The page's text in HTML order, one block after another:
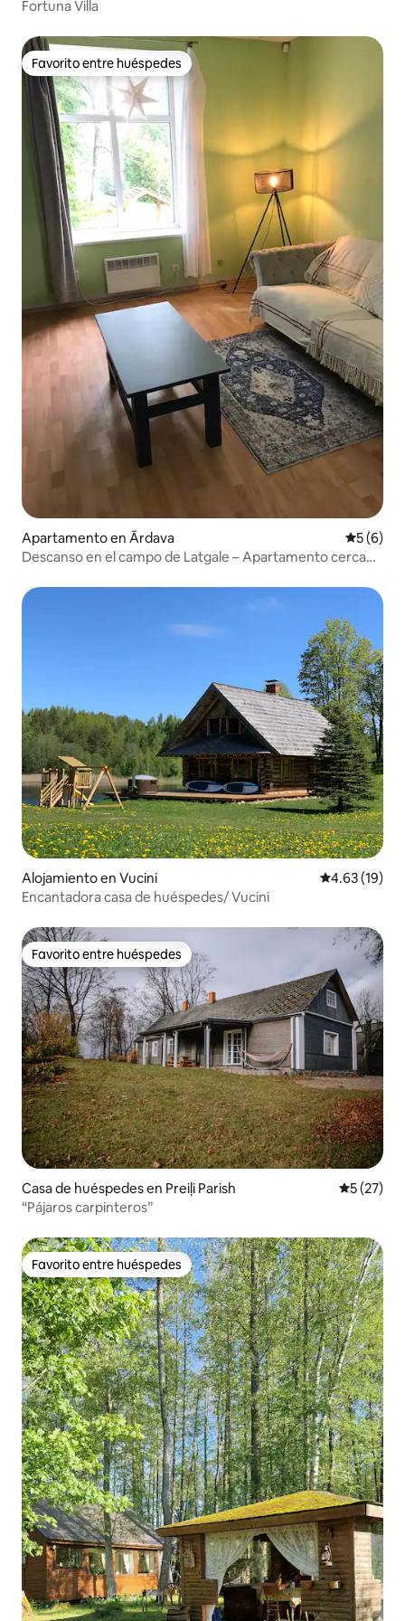
Fortuna Villa
Favorito entre huéspedes
Favorito entre huéspedes
Apartamento en Ārdava
5 (6)
Descanso en el campo de Latgale – Apartamento cerca
Alojamiento en Vucini Calificación
4.63 (19)
Encantadora casa de huéspedes/ Vucini
Favorito entre huéspedes
Favorito entre huéspedes
Casa de huéspedes en Preiļi Parish
5 (27)
“Pájaros carpinteros”
Favorito entre huéspedes
Favorito entre huéspedes